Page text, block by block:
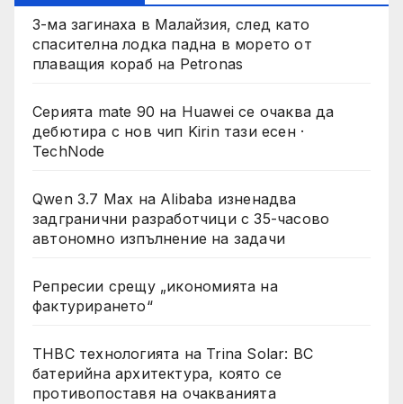
3-ма загинаха в Малайзия, след като
спасителна лодка падна в морето от
плаващия кораб на Petronas
Серията mate 90 на Huawei се очаква да
дебютира с нов чип Kirin тази есен ·
TechNode
Qwen 3.7 Max на Alibaba изненадва
задгранични разработчици с 35-часово
автономно изпълнение на задачи
Репресии срещу „икономията на
фактурирането“
THBC технологията на Trina Solar: BC
батерийна архитектура, която се
противопоставя на очакванията